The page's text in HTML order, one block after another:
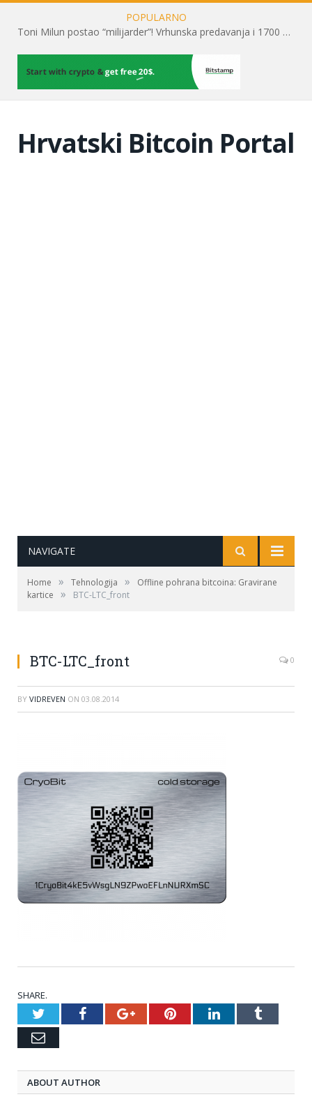
POPULARNO
Toni Milun postao “milijarder”! Vrhunska predavanja i 1700 posjetitelja obilježili su mjesec financijske pismenosti
Hrvatski Bitcoin Portal
NAVIGATE
Home » Tehnologija »
Offline pohrana bitcoina: Gravirane
kartice
» BTC-LTC_front
BTC-LTC_front 0
BY VIDREVEN ON 03.08.2014
SHARE.
TwitterFacebookGoogle+PinterestLinkedInTumblr
Email
ABOUT AUTHOR